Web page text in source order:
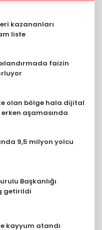
kazananları
liste
faizin
olan bölge hala dijital
aşamasında
9,5 milyon yolcu
Başkanlığı
getirildi
kayyum atandı